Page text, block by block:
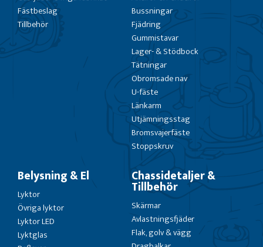
Fästbeslag
Tillbehör
Bussningar
Fjädring
Gummistavar
Lager- & Stödbock
Tätningar
Obromsade nav
U-fäste
Länkarm
Utjämningsstag
Bromsvajerfäste
Stoppskruv
Belysning & El
Lyktor
Övriga lyktor
Lyktor LED
Lyktglas
Chassidetaljer &
Tillbehör
Skärmar
Avlastningsfjäder
Flak, golv & vägg